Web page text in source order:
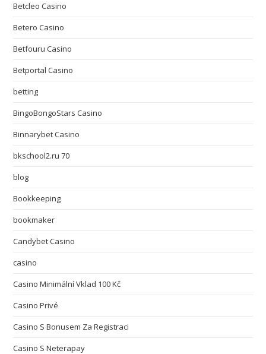
Betcleo Casino
Betero Casino
Betfouru Casino
Betportal Casino
betting
BingoBongoStars Casino
Binnarybet Casino
bkschool2.ru 70
blog
Bookkeeping
bookmaker
Candybet Casino
casino
Casino Minimální Vklad 100 Kč
Casino Privé
Casino S Bonusem Za Registraci
Casino S Neterapay